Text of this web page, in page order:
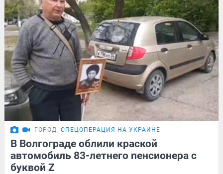
ГОРОД СПЕЦОПЕРАЦИЯ НА УКРАИНЕ
В Волгограде облили краской
автомобиль 83-летнего пенсионера с
буквой Z